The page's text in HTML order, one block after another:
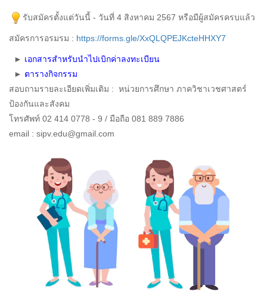
รับสมัครตั้งแต่วันนี้ - วันที่ 4 สิงหาคม 2567 หรือมีผู้สมัครครบแล้ว
สมัครการอรมรม : https://forms.gle/XxQLQPEJKcteHHXY7
► เอกสารสำหรับนำไปเบิกค่าลงทะเบียน
► ตารางกิจกรรม
สอบถามรายละเอียดเพิ่มเติม : หน่วยการศึกษา ภาควิชาเวชศาสตร์
ป้องกันและสังคม
โทรศัพท์ 02 414 0778 - 9 / มือถือ 081 889 7886
email : sipv.edu@gmail.com